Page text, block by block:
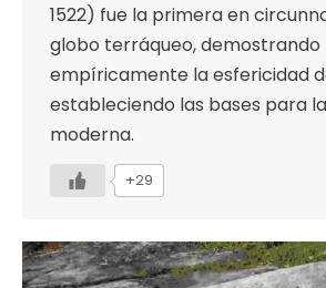
1522) fue la primera en
globo terráqueo, demostrando
empíricamente la esfericidad
estableciendo las bases para
moderna.
+29